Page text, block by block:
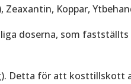
Koppar,
doserna, som
Detta för att kosttillskott